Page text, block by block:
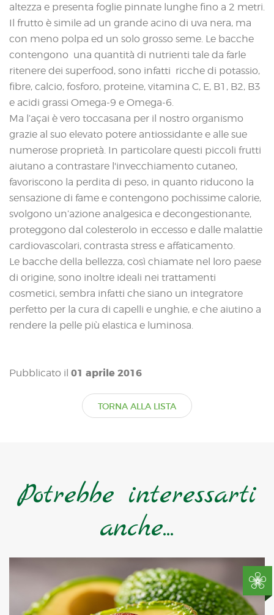
altezza e presenta foglie pinnate lunghe fino a 2 metri.
Il frutto è simile ad un grande acino di uva nera, ma
con meno polpa ed un solo grosso seme. Le bacche
contengono una quantità di nutrienti tale da farle
ritenere dei superfood, sono infatti ricche di potassio,
fibre, calcio, fosforo, proteine, vitamina C, E, B1, B2, B3
e acidi grassi Omega-9 e Omega-6.
Ma l’açai è vero toccasana per il nostro organismo
grazie al suo elevato potere antiossidante e alle sue
numerose proprietà. In particolare questi piccoli frutti
aiutano a contrastare l'invecchiamento cutaneo,
favoriscono la perdita di peso, in quanto riducono la
sensazione di fame e contengono pochissime calorie,
svolgono un’azione analgesica e decongestionante,
proteggono dal colesterolo in eccesso e dalle malattie
cardiovascolari, contrasta stress e affaticamento.
Le bacche della bellezza, così chiamate nel loro paese
di origine, sono inoltre ideali nei trattamenti
cosmetici, sembra infatti che siano un integratore
perfetto per la cura di capelli e unghie, e che aiutino a
rendere la pelle più elastica e luminosa.
Pubblicato il 01 aprile 2016
TORNA ALLA LISTA
Potrebbe interessarti
anche...